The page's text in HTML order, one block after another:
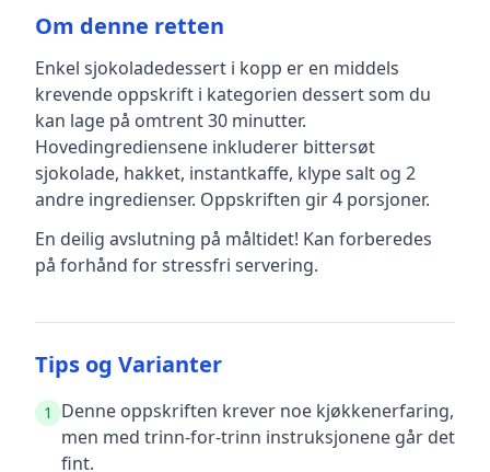
Om denne retten
Enkel sjokoladedessert i kopp er en middels
krevende oppskrift i kategorien dessertsom du
kan lage på omtrent 30 minutter.
Hovedingrediensene inkluderer bittersøt
sjokolade, hakket, instantkaffe, klype salt og 2
andre ingredienser. Oppskriften gir4 porsjoner.
En deilig avslutning på måltidet! Kan forberedes
på forhånd for stressfri servering.
Tips og Varianter
1
Denne oppskriften krever noe kjøkkenerfaring,
men med trinn-for-trinn instruksjonene går det
fint.